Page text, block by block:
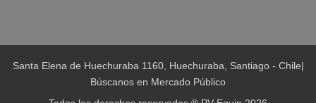
Santa Elena de Huechuraba 1160, Huechuraba, Santiago - Chile|
Búscanos en Mercado Público